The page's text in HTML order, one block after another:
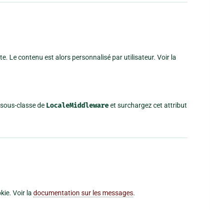
Le contenu est alors personnalisé par utilisateur. Voir la
classe de LocaleMiddlewareet surchargez cet attribut
Voir la documentation sur les messages.